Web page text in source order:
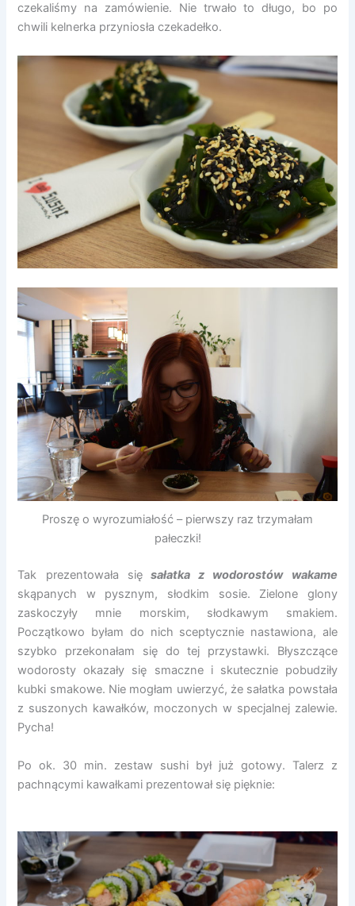
czekaliśmy na zamówienie. Nie trwało to długo, bo po
chwili kelnerka przyniosła czekadełko.
Proszę o wyrozumiałość – pierwszy raz trzymałam
pałeczki!
Tak prezentowała sięsałatka z wodorostów wakame
skąpanych w pysznym, słodkim sosie. Zielone glony
zaskoczyły mnie morskim, słodkawym smakiem.
Początkowo byłam do nich sceptycznie nastawiona, ale
szybko przekonałam się do tej przystawki. Błyszczące
wodorosty okazały się smaczne i skutecznie pobudziły
kubki smakowe. Nie mogłam uwierzyć, że sałatka powstała
z suszonych kawałków, moczonych w specjalnej zalewie.
Pycha!
Po ok. 30 min. zestaw sushi był już gotowy. Talerz z
pachnącymi kawałkami prezentował się pięknie: